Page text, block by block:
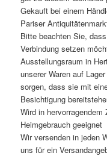
Gekauft bei einem
Pariser
Bitte beachten Sie,
Verbindung setzen
Ausstellungsraum in
unserer Waren auf
sorgen, dass sie mit
Besichtigung
Wird in
Heimgebrauch geeignet
Wir versenden in jeden
uns für ein